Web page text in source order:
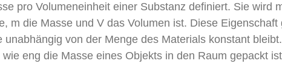
pro Volumeneinheit einer Substanz definiert. Sie wird
m die Masse und V das Volumen ist. Diese Eigenschaft
unabhängig von der Menge des Materials konstant
eng die Masse eines Objekts in den Raum gepackt